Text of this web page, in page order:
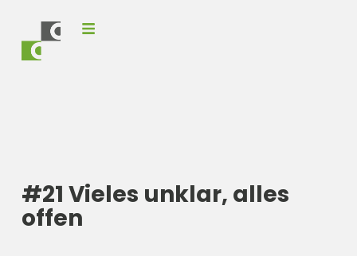
#21 Vieles unklar, alles
offen